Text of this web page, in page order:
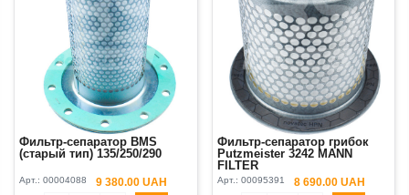
Фильтр-сепаратор BMS
(старый тип) 135/250/290
Арт.: 00004088 9 380.00 UAH
Фильтр-сепаратор грибок
Putzmeister 3242 MANN
FILTER
Арт.: 00095391 8 690.00 UAH